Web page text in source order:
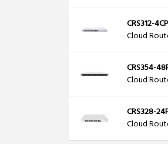
CRS312-
Cloud
CRS354-
Cloud
CRS328-
Cloud